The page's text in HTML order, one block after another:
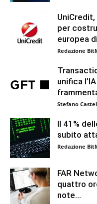
per
europea
Redazione
unifica
Stefano
Il 41%
subito
Redazione
FAR
quattro
note...